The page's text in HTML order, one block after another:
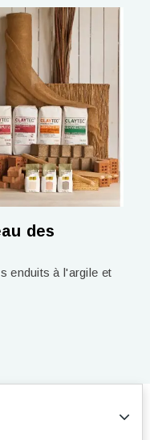
des
enduits à l'argile et